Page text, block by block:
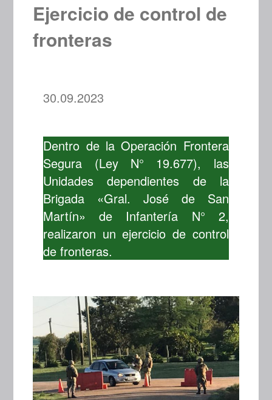
Ejercicio de control de
fronteras
30.09.2023
Dentro de la Operación Frontera
Segura (Ley N° 19.677), las
Unidades dependientes de la
Brigada «Gral. José de San
Martín» de Infantería N° 2,
realizaron un ejercicio de control
de fronteras.